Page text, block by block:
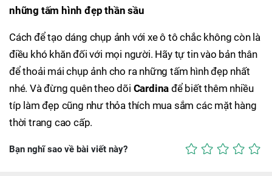
những tấm hình đẹp thần sầu
Cách để tạo dáng chụp ảnh với xe ô tô chắc không còn là
điều khó khăn đối với mọi người. Hãy tự tin vào bản thân
để thoải mái chụp ảnh cho ra những tấm hình đẹp nhất
nhé. Và đừng quên theo dõi Cardina để biết thêm nhiều
típ làm đẹp cũng như thỏa thích mua sắm các mặt hàng
thời trang cao cấp.
Bạn nghĩ sao về bài viết này?